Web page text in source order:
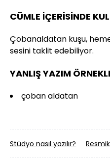
CÜMLE İÇERİSİNDE
Çobanaldatan kuşu,
sesini taklit edebiliyor.
YANLIŞ YAZIM
çoban aldatan
Stüdyo nasıl yazılır?